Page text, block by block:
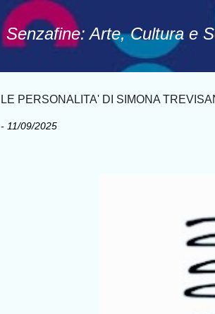
Senzafine: Arte, Cultura e
LE PERSONALITA' DI SIMONA
- 11/09/2025